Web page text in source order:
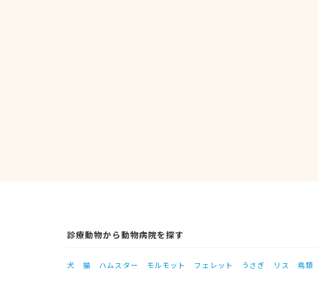
診療動物から動物病院を探す
犬 猫 ハムスター モルモット フェレット うさぎ リス 鳥類